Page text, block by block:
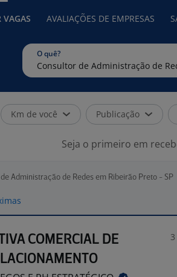
VAGAS AVALIAÇÕES DE EMPRESAS
O quê?
Km de você Publicação
Seja o primeiro em
Administração de Redes em Ribeirão Preto - SP
COMERCIAL DE